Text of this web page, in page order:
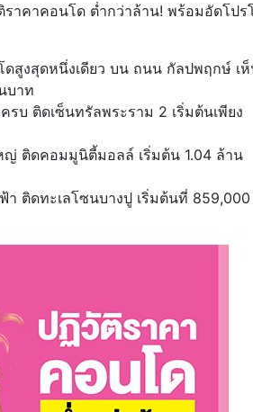
าคาคอนโด ต่ำกว่าล้าน! พร้อมอัดโปร
ดสูงสุดหนึ่งเดียว บน ถนน กัลปพฤกษ์ เ
บาท
รบ ติดเซ็นทรัลพระราม 2 เริ่มต้นเพียง
ติดคอมมูนิตี้มอลล์ เริ่มต้น 1.04 ล้าน
า ติดทะเลโซนบางปู เริ่มต้นที่ 859,000